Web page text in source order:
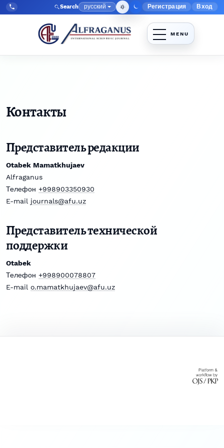
Перейти к главному меню навигации
Перейти к основному контенту
Перейти к нижнему колонтитулу сайта
Tel:
+998903350930 Search Язык
русский Меню
Регистрация Вход
Контакты
Представитель редакции
Otabek Mamatkhujaev
Alfraganus
Телефон +998903350930
E-mail journals@afu.uz
Представитель технической
поддержки
Otabek
Телефон +998900078807
E-mail o.mamatkhujaev@afu.uz